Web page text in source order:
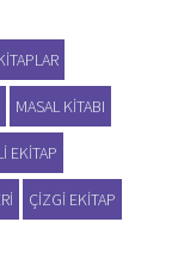
MASAL KITABI
EKITAP
ÇIZGI EKITAP